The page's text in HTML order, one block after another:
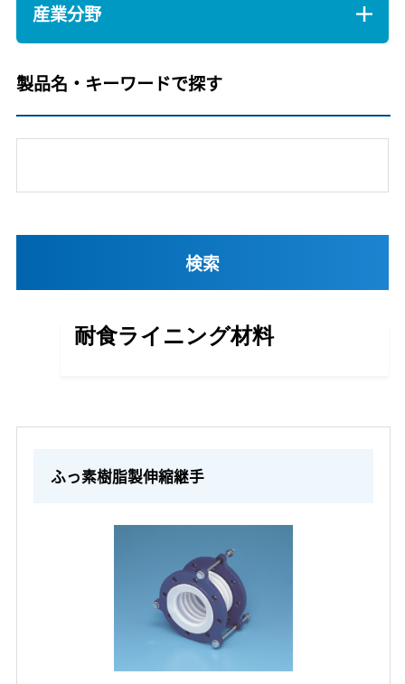
産業分野
製品名・キーワードで探す
耐食ライニング材料
ふっ素樹脂製伸縮継手